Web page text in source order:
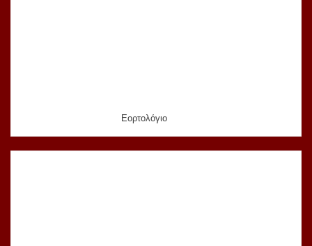
Εορτολόγιο